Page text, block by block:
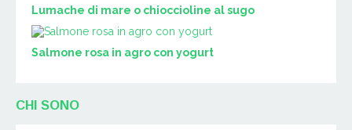
Lumache di mare o chioccioline al sugo
Salmone rosa in agro con yogurt
CHI SONO